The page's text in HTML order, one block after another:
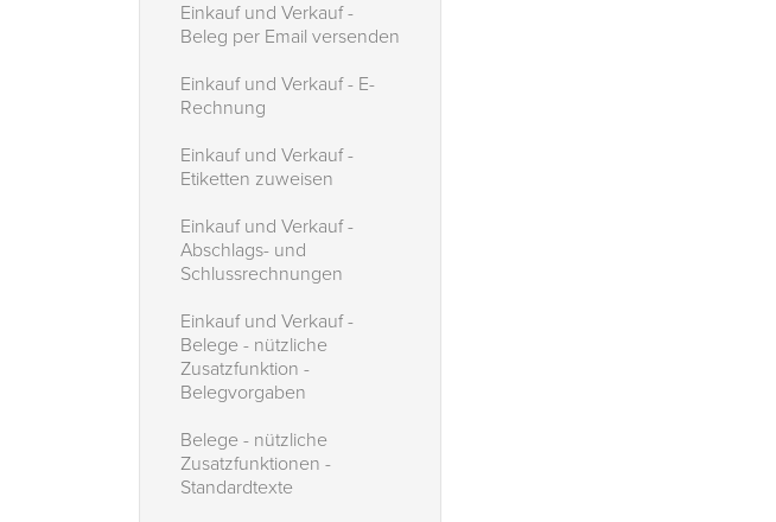
Einkauf und Verkauf -
Beleg per Email versenden
Einkauf und Verkauf - E-
Rechnung
Einkauf und Verkauf -
Etiketten zuweisen
Einkauf und Verkauf -
Abschlags- und
Schlussrechnungen
Einkauf und Verkauf -
Belege - nützliche
Zusatzfunktion -
Belegvorgaben
Belege - nützliche
Zusatzfunktionen -
Standardtexte